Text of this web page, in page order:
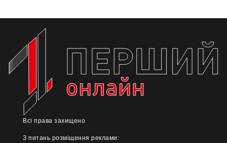
Всі права захищено
З питань розміщення реклами: